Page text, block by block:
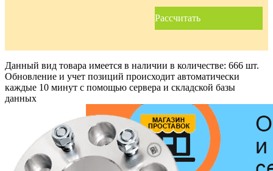
Рассчитать
Данный вид товара имеется в наличии в количестве: 666 шт.
Обновление и учет позиций происходит автоматически
каждые 10 минут с помощью сервера и складской базы
данных